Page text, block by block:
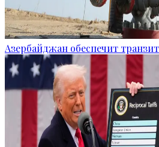
Азербайджан обеспечит